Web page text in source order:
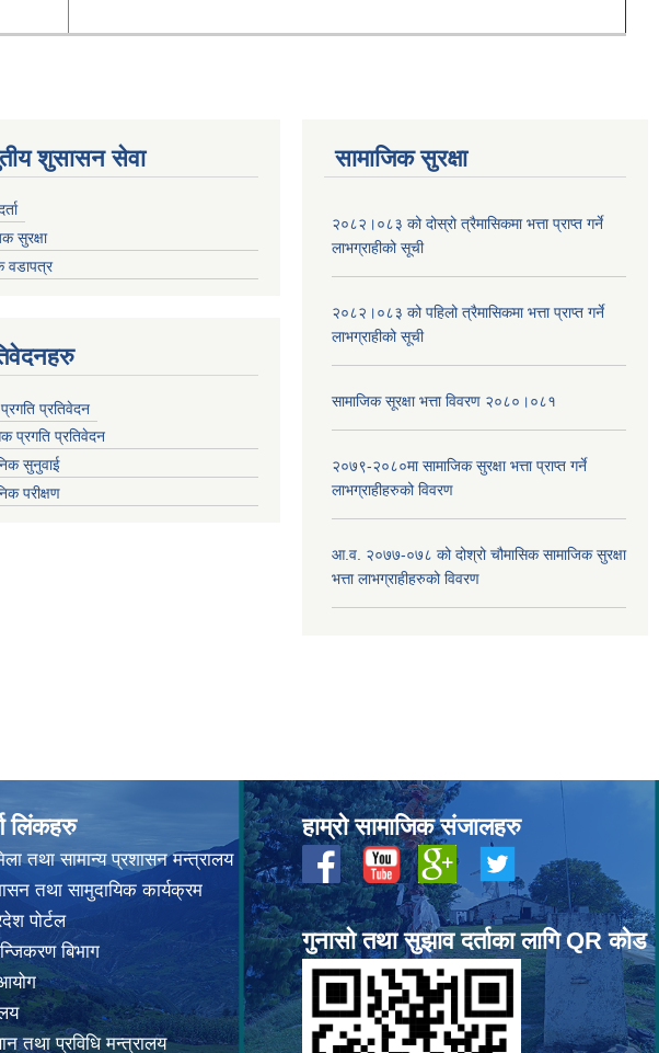
शुसासन सेवा
सुरक्षा
वडापत्र
प्रगति प्रतिवेदन
प्रगति प्रतिवेदन
सुनुवाई
परीक्षण
सामाजिक सुरक्षा
२०८२।०८३ को दोस्रो त्रैमासिकमा भत्ता प्राप्‍त गर्ने
लाभग्राहीको सूची
२०८२।०८३ को पहिलो त्रैमासिकमा भत्ता प्राप्‍त गर्ने
लाभग्राहीको सूची
सामाजिक सूरक्षा भत्ता विवरण २०८०।०८१
२०७९-२०८०मा सामाजिक सुरक्षा भत्ता प्राप्त गर्ने
लाभग्राहीहरुको विवरण
आ.व. २०७७-०७८ को दोश्रो चौमासिक सामाजिक सुरक्षा
भत्ता लाभग्राहीहरुको विवरण
लिंकहरु
तथा सामान्य प्रशासन मन्त्रालय
तथा सामुदायिक कार्यक्रम
पोर्टल
बिभाग
तथा प्रविधि मन्त्रालय
हाम्रो सामाजिक संजालहरु
गुनासो तथा सुझाव दर्ताका लागि QR कोड